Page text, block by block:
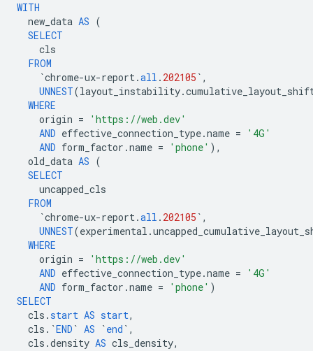
WITH
new_data AS (
SELECT
cls
FROM
`chrome-ux-report.all . 202105 ` ,
UNNEST(layout_instability.
WHERE
origin =
'https://web.dev'
AND effective_connection_type.name =
'4G'
AND form_factor .name = 'phone' ),
old_data AS (
SELECT
uncapped_cls
FROM
`chrome-ux-report.all . 202105 ` ,
UNNEST(experimental .
WHERE
origin =
'https://web.dev'
AND effective_connection_type.name =
'4G'
AND form_factor .name = 'phone' )
SELECT
cls .start AS start,
cls . `END ` AS `end ` ,
cls .density AS cls_density,